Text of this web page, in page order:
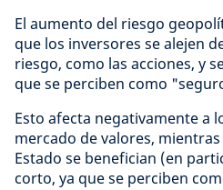
El aumento del riesgo
que los inversores se alejen
riesgo, como las acciones, y
que se perciben como
Esto afecta negativamente a
mercado de valores,
Estado se benefician (en
corto, ya que se perciben